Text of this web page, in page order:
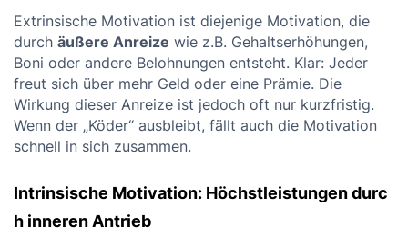
Extrinsische Motivation ist diejenige Motivation, die
durch äußere Anreize wie z.B. Gehaltserhöhungen,
Boni oder andere Belohnungen entsteht. Klar: Jeder
freut sich über mehr Geld oder eine Prämie. Die
Wirkung dieser Anreize ist jedoch oft nur kurzfristig.
Wenn der „Köder“ ausbleibt, fällt auch die Motivation
schnell in sich zusammen.
Intrinsische Motivation: Höchstleistungen durc
h inneren Antrieb